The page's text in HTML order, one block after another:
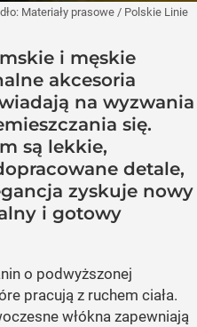
Materiały prasowe / Polskie Linie
i męskie
akcesoria
na wyzwania
się.
są lekkie,
detale,
zyskuje nowy
i gotowy
o podwyższonej
pracują z ruchem ciała.
włókna zapewniają